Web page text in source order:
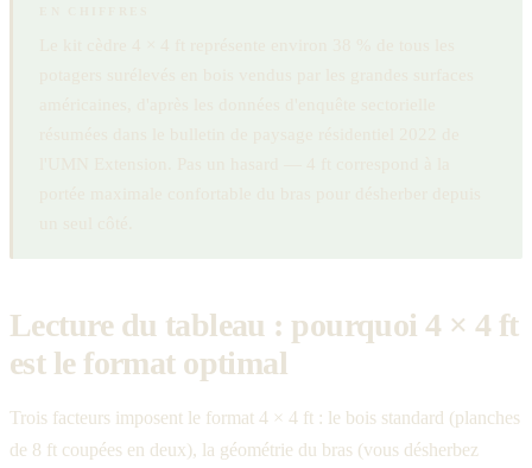
Lecture du tableau : pourquoi 4 × 4 ft
est le format optimal
Trois facteurs imposent le format 4 × 4 ft : le bois standard (planches
de 8 ft coupées en deux), la géométrie du bras (vous désherbez